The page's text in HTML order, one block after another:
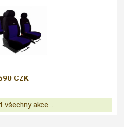
CZK
všechny akce ...